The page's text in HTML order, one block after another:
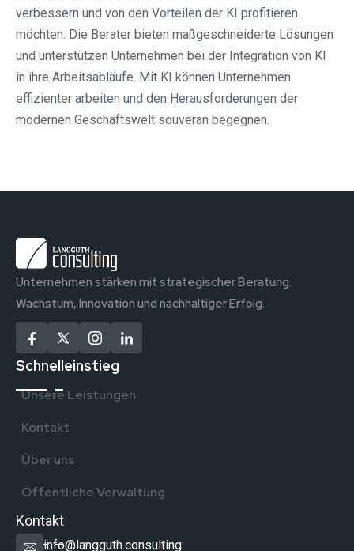
verbessern und von den Vorteilen der KI profitieren
möchten. Die Berater bieten maßgeschneiderte Lösungen
und unterstützen Unternehmen bei der Integration von KI
in ihre Arbeitsabläufe. Mit KI können Unternehmen
effizienter arbeiten und den Herausforderungen der
modernen Geschäftswelt souverän begegnen.
Unternehmen stärken mit strategischer Beratung.
Wachstum, Innovation und nachhaltiger Erfolg.
Schnelleinstieg
Unsere Leistungen
Kontakt
Über uns
Öffentliche Verwaltung
Kontakt
info@langguth.consulting